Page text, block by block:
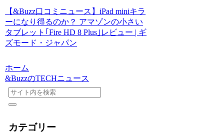
【&Buzz口コミニュース】iPad miniキラ
ーになり得るのか？ アマゾンの小さい
タブレット｢Fire HD 8 Plus｣レビュー | ギ
ズモード・ジャパン
ホーム
&BuzzのTECHニュース
カテゴリー